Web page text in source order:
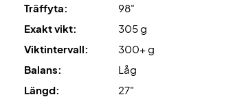
Träffyta:
98"
Exakt vikt:
305 g
Viktintervall:
300+ g
Balans:
Låg
Längd:
27"